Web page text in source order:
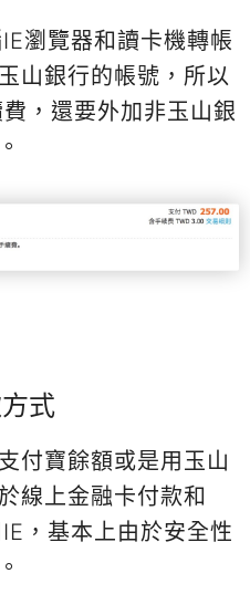
瀏覽器和讀卡機轉帳
山銀行的帳號，所以
，還要外加非玉山銀
式
付寶餘額或是用玉山
線上金融卡付款和
，基本上由於安全性